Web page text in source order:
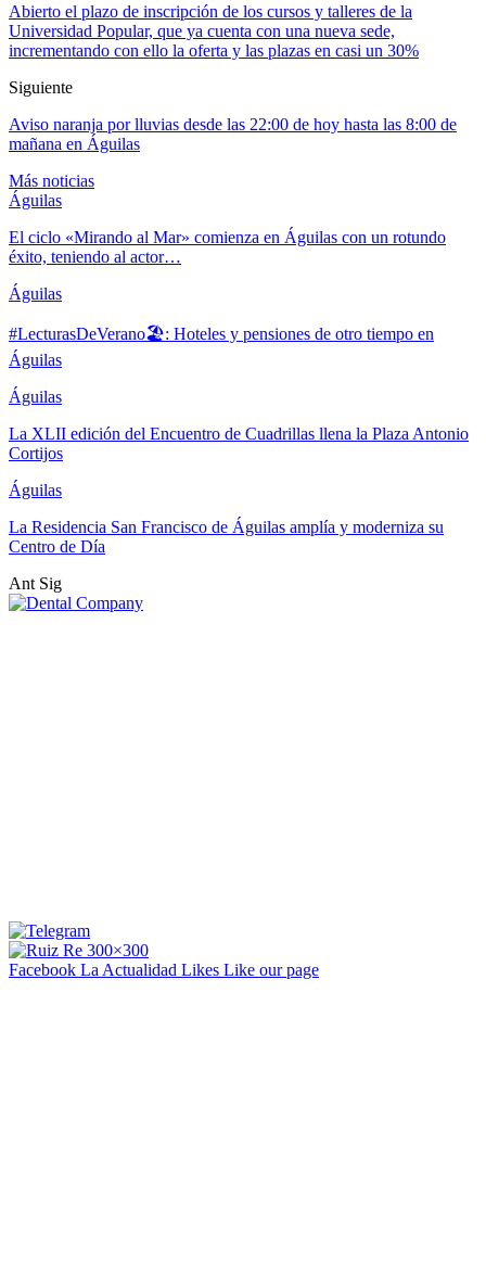
Abierto el plazo de inscripción de los cursos y talleres de la
Universidad Popular, que ya cuenta con una nueva sede,
incrementando con ello la oferta y las plazas en casi un 30%
Siguiente
Aviso naranja por lluvias desde las 22:00 de hoy hasta las 8:00 de
mañana en Águilas
Más noticias
Águilas
El ciclo «Mirando al Mar» comienza en Águilas con un rotundo
éxito, teniendo al actor…
Águilas
#LecturasDeVerano🏖: Hoteles y pensiones de otro tiempo en
Águilas
Águilas
La XLII edición del Encuentro de Cuadrillas llena la Plaza Antonio
Cortijos
Águilas
La Residencia San Francisco de Águilas amplía y moderniza su
Centro de Día
Ant Sig
Facebook La Actualidad Likes Like our page